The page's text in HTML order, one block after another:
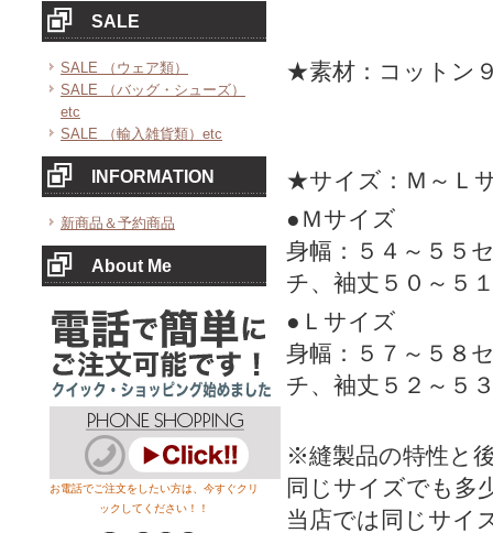
SALE
SALE （ウェア類）
SALE （バッグ・シューズ）
etc
SALE （輸入雑貨類）etc
INFORMATION
新商品＆予約商品
About Me
お電話でご注文をしたい方は、今すぐクリ
ックしてください！！
★素材：コットン
★サイズ：Ｍ～Ｌ
●Ｍサイズ
身幅：５４～５５
チ、袖丈５０～５
●Ｌサイズ
身幅：５７～５８
チ、袖丈５２～５
※縫製品の特性と
同じサイズでも多
当店では同じサイ